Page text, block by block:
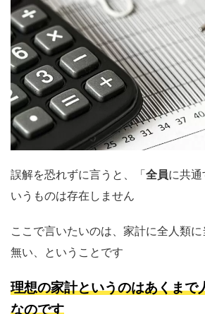
誤解を恐れずに言うと、「 全員に共通
いうものは存在しません
ここで言いたいのは、家計に全人類
無い、ということです
理想の家計というのはあくまで
なのです